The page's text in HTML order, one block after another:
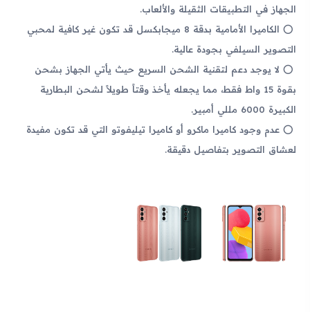
الجهاز في التطبيقات الثقيلة والألعاب.
الكاميرا الأمامية بدقة 8 ميجابكسل قد تكون غير كافية لمحبي
التصوير السيلفي بجودة عالية.
لا يوجد دعم لتقنية الشحن السريع حيث يأتي الجهاز بشحن
بقوة 15 واط فقط، مما يجعله يأخذ وقتاً طويلاً لشحن البطارية
الكبيرة 6000 مللي أمبير.
عدم وجود كاميرا ماكرو أو كاميرا تيليفوتو التي قد تكون مفيدة
لعشاق التصوير بتفاصيل دقيقة.